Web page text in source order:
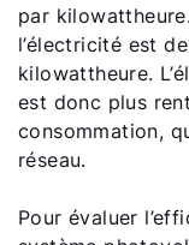
par
l’électricité est
kilowattheure.
est donc plus
consommation,
réseau.
Pour évaluer